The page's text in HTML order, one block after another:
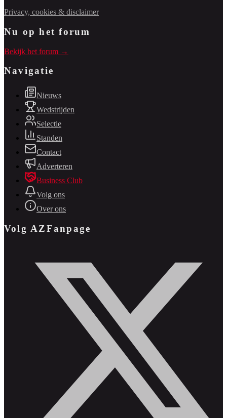
Privacy, cookies & disclaimer
Nu op het forum
Bekijk het forum →
Navigatie
Nieuws
Wedstrijden
Selectie
Standen
Contact
Adverteren
Business Club
Volg ons
Over ons
Volg AZFanpage